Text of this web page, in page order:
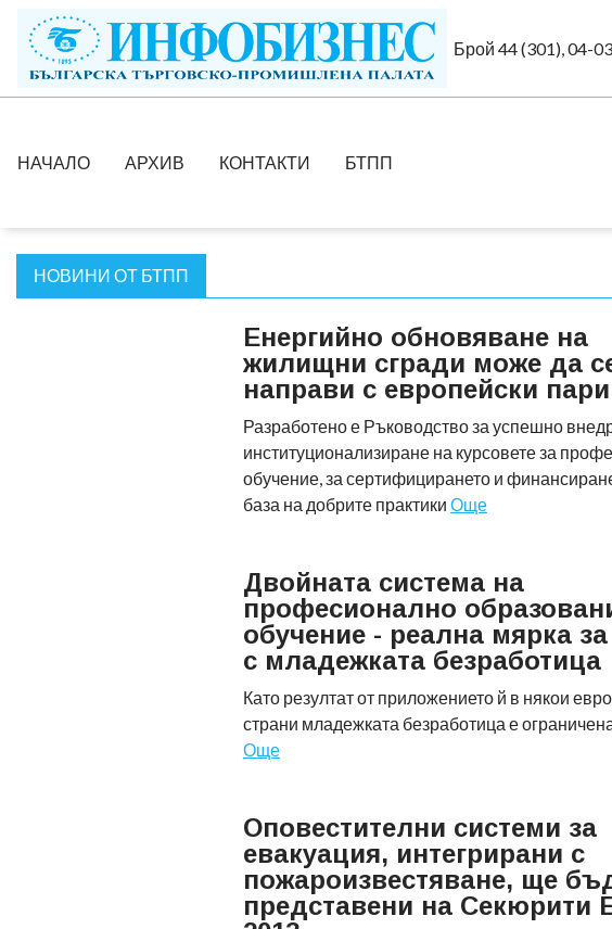
Брой 44 (301), 04-
НАЧАЛО АРХИВ КОНТАКТИ БТПП
НОВИНИ ОТ БТПП
Енергийно обновяване на
жилищни сгради може да
направи с европейски пари
Разработено е Ръководство за успешно
институционализиране на курсовете за
обучение, за сертифицирането и
база на добрите практики Още
Двойната система на
професионално
обучение - реална мярка
с младежката безработица
Като резултат от приложението й в някои
страни младежката безработица е
Още
Оповестителни системи за
евакуация, интегрирани с
пожароизвестяване, ще
представени на Секюрити